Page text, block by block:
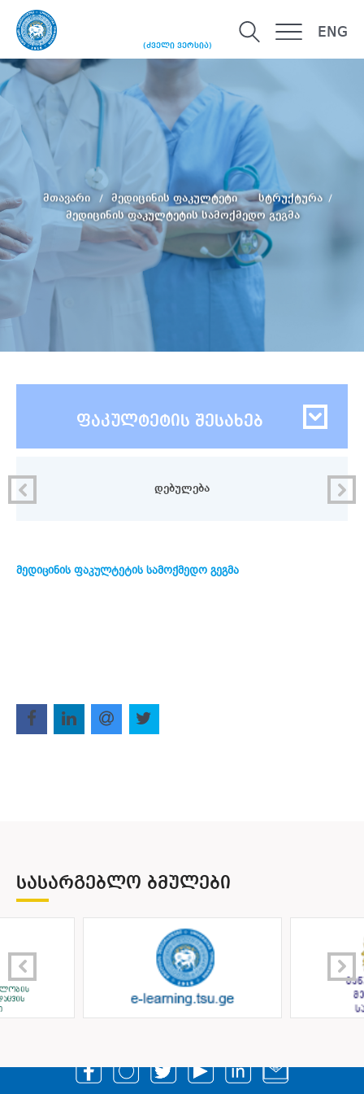
(ძველი ვერსია)
ENG
მთავარი მედიცინის ფაკულტეტი
სტრუქტურა
მედიცინის ფაკულტეტის სამოქმედო გეგმა
ფაკულტეტის შესახებ
დებულება
მედიცინის ფაკულტეტის სამოქმედო გეგმა
ᲡᲐᲡᲐᲠᲒᲔᲑᲚᲝ ᲑᲛᲣᲚᲔᲑᲘ